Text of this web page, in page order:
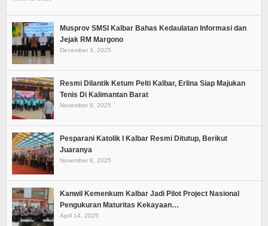
Musprov SMSI Kalbar Bahas Kedaulatan Informasi dan
Jejak RM Margono
December 3, 2025
Resmi Dilantik Ketum Pelti Kalbar, Erlina Siap Majukan
Tenis Di Kalimantan Barat
November 8, 2025
Pesparani Katolik I Kalbar Resmi Ditutup, Berikut
Juaranya
November 8, 2025
Kanwil Kemenkum Kalbar Jadi Pilot Project Nasional
Pengukuran Maturitas Kekayaan…
April 14, 2025